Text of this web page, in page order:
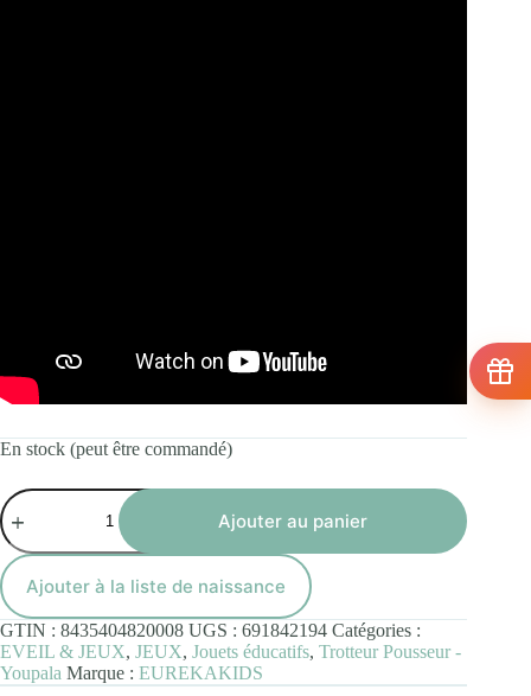
En stock (peut être commandé)
quantité
de
Trotteur
en
Bois
Jungle
Eurekakids
12M+
Ajouter au panier
Ajouter à la liste de naissance
GTIN : 8435404820008 UGS : 691842194 Catégories :
EVEIL & JEUX, JEUX, Jouets éducatifs, Trotteur Pousseur -
Youpala Marque : EUREKAKIDS